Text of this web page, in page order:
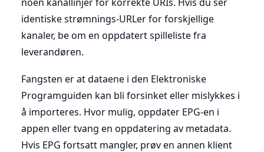
identiske strømnings-URLer for forskjellige
kanaler, be om en oppdatert spilleliste fra
leverandøren.
Fangsten er at dataene i den Elektroniske
Programguiden kan bli forsinket eller mislykkes i
å importeres. Hvor mulig, oppdater EPG-en i
appen eller tvang en oppdatering av metadata.
Hvis EPG fortsatt mangler, prøv en annen klient